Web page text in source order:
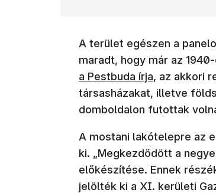
A terület egészen a
maradt, hogy már az
a Pestbuda írja, az akkori
társasházakat, illetve
domboldalon futottak
A mostani lakótelepre az
ki. „Megkezdődött a
előkészítése. Ennek
jelölték ki a XI. kerületi